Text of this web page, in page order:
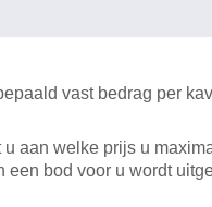
vast bedrag per
aan welke prijs u
bod voor u wordt